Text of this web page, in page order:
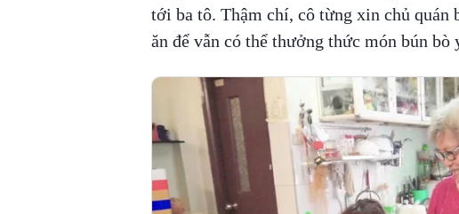
tới ba tô. Thậm chí, cô từng xin chủ quán
ăn để vẫn có thể thưởng thức món bún bò